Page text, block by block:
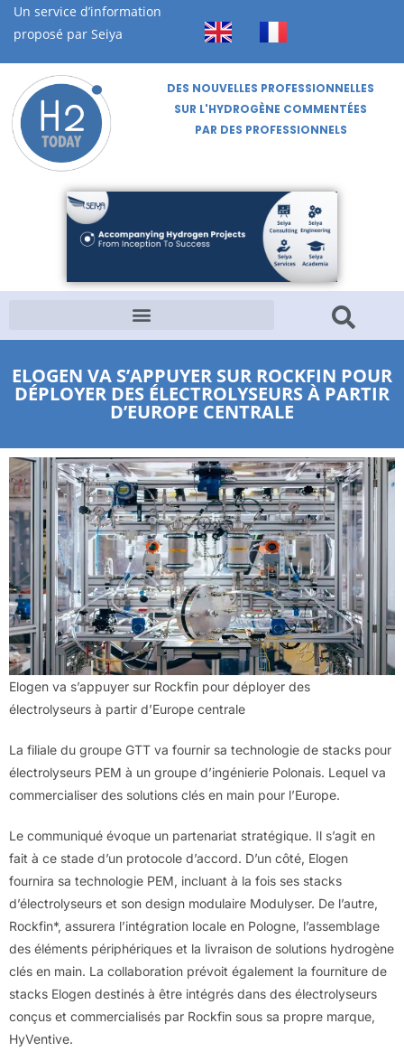
Un service d’information
proposé par Seiya
DES NOUVELLES PROFESSIONNELLES
SUR L'HYDROGÈNE COMMENTÉES
PAR DES PROFESSIONNELS
ELOGEN VA S’APPUYER SUR ROCKFIN POUR
DÉPLOYER DES ÉLECTROLYSEURS À PARTIR
D’EUROPE CENTRALE
Elogen va s’appuyer sur Rockfin pour déployer des
électrolyseurs à partir d’Europe centrale
La filiale du groupe GTT va fournir sa technologie de stacks pour
électrolyseurs PEM à un groupe d’ingénierie Polonais. Lequel va
commercialiser des solutions clés en main pour l’Europe.
Le communiqué évoque un partenariat stratégique. Il s’agit en
fait à ce stade d’un protocole d’accord. D’un côté, Elogen
fournira sa technologie PEM, incluant à la fois ses stacks
d’électrolyseurs et son design modulaire Modulyser. De l’autre,
Rockfin*, assurera l’intégration locale en Pologne, l’assemblage
des éléments périphériques et la livraison de solutions hydrogène
clés en main. La collaboration prévoit également la fourniture de
stacks Elogen destinés à être intégrés dans des électrolyseurs
conçus et commercialisés par Rockfin sous sa propre marque,
HyVentive.